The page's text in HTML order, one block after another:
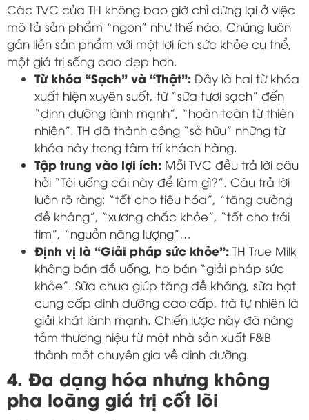
Các TVC của TH không bao giờ chỉ dừng lại ở việc
mô tả sản phẩm “ngon” như thế nào. Chúng luôn
gắn liền sản phẩm với một lợi ích sức khỏe cụ thể,
một giá trị sống cao đẹp hơn.
Từ khóa “Sạch” và “Thật”: Đây là hai từ khóa
xuất hiện xuyên suốt, từ “sữa tươi sạch” đến
“dinh dưỡng lành mạnh”, “hoàn toàn từ thiên
nhiên”. TH đã thành công “sở hữu” những từ
khóa này trong tâm trí khách hàng.
Tập trung vào lợi ích: Mỗi TVC đều trả lời câu
hỏi “Tôi uống cái này để làm gì?”. Câu trả lời
luôn rõ ràng: “tốt cho tiêu hóa”, “tăng cường
đề kháng”, “xương chắc khỏe”, “tốt cho trái
tim”, “nguồn năng lượng”…
Định vị là “Giải pháp sức khỏe”: TH True Milk
không bán đồ uống, họ bán “giải pháp sức
khỏe”. Sữa chua giúp tăng đề kháng, sữa hạt
cung cấp dinh dưỡng cao cấp, trà tự nhiên là
giải khát lành mạnh. Chiến lược này đã nâng
tầm thương hiệu từ một nhà sản xuất F&B
thành một chuyên gia về dinh dưỡng.
4. Đa dạng hóa nhưng không
pha loãng giá trị cốt lõi